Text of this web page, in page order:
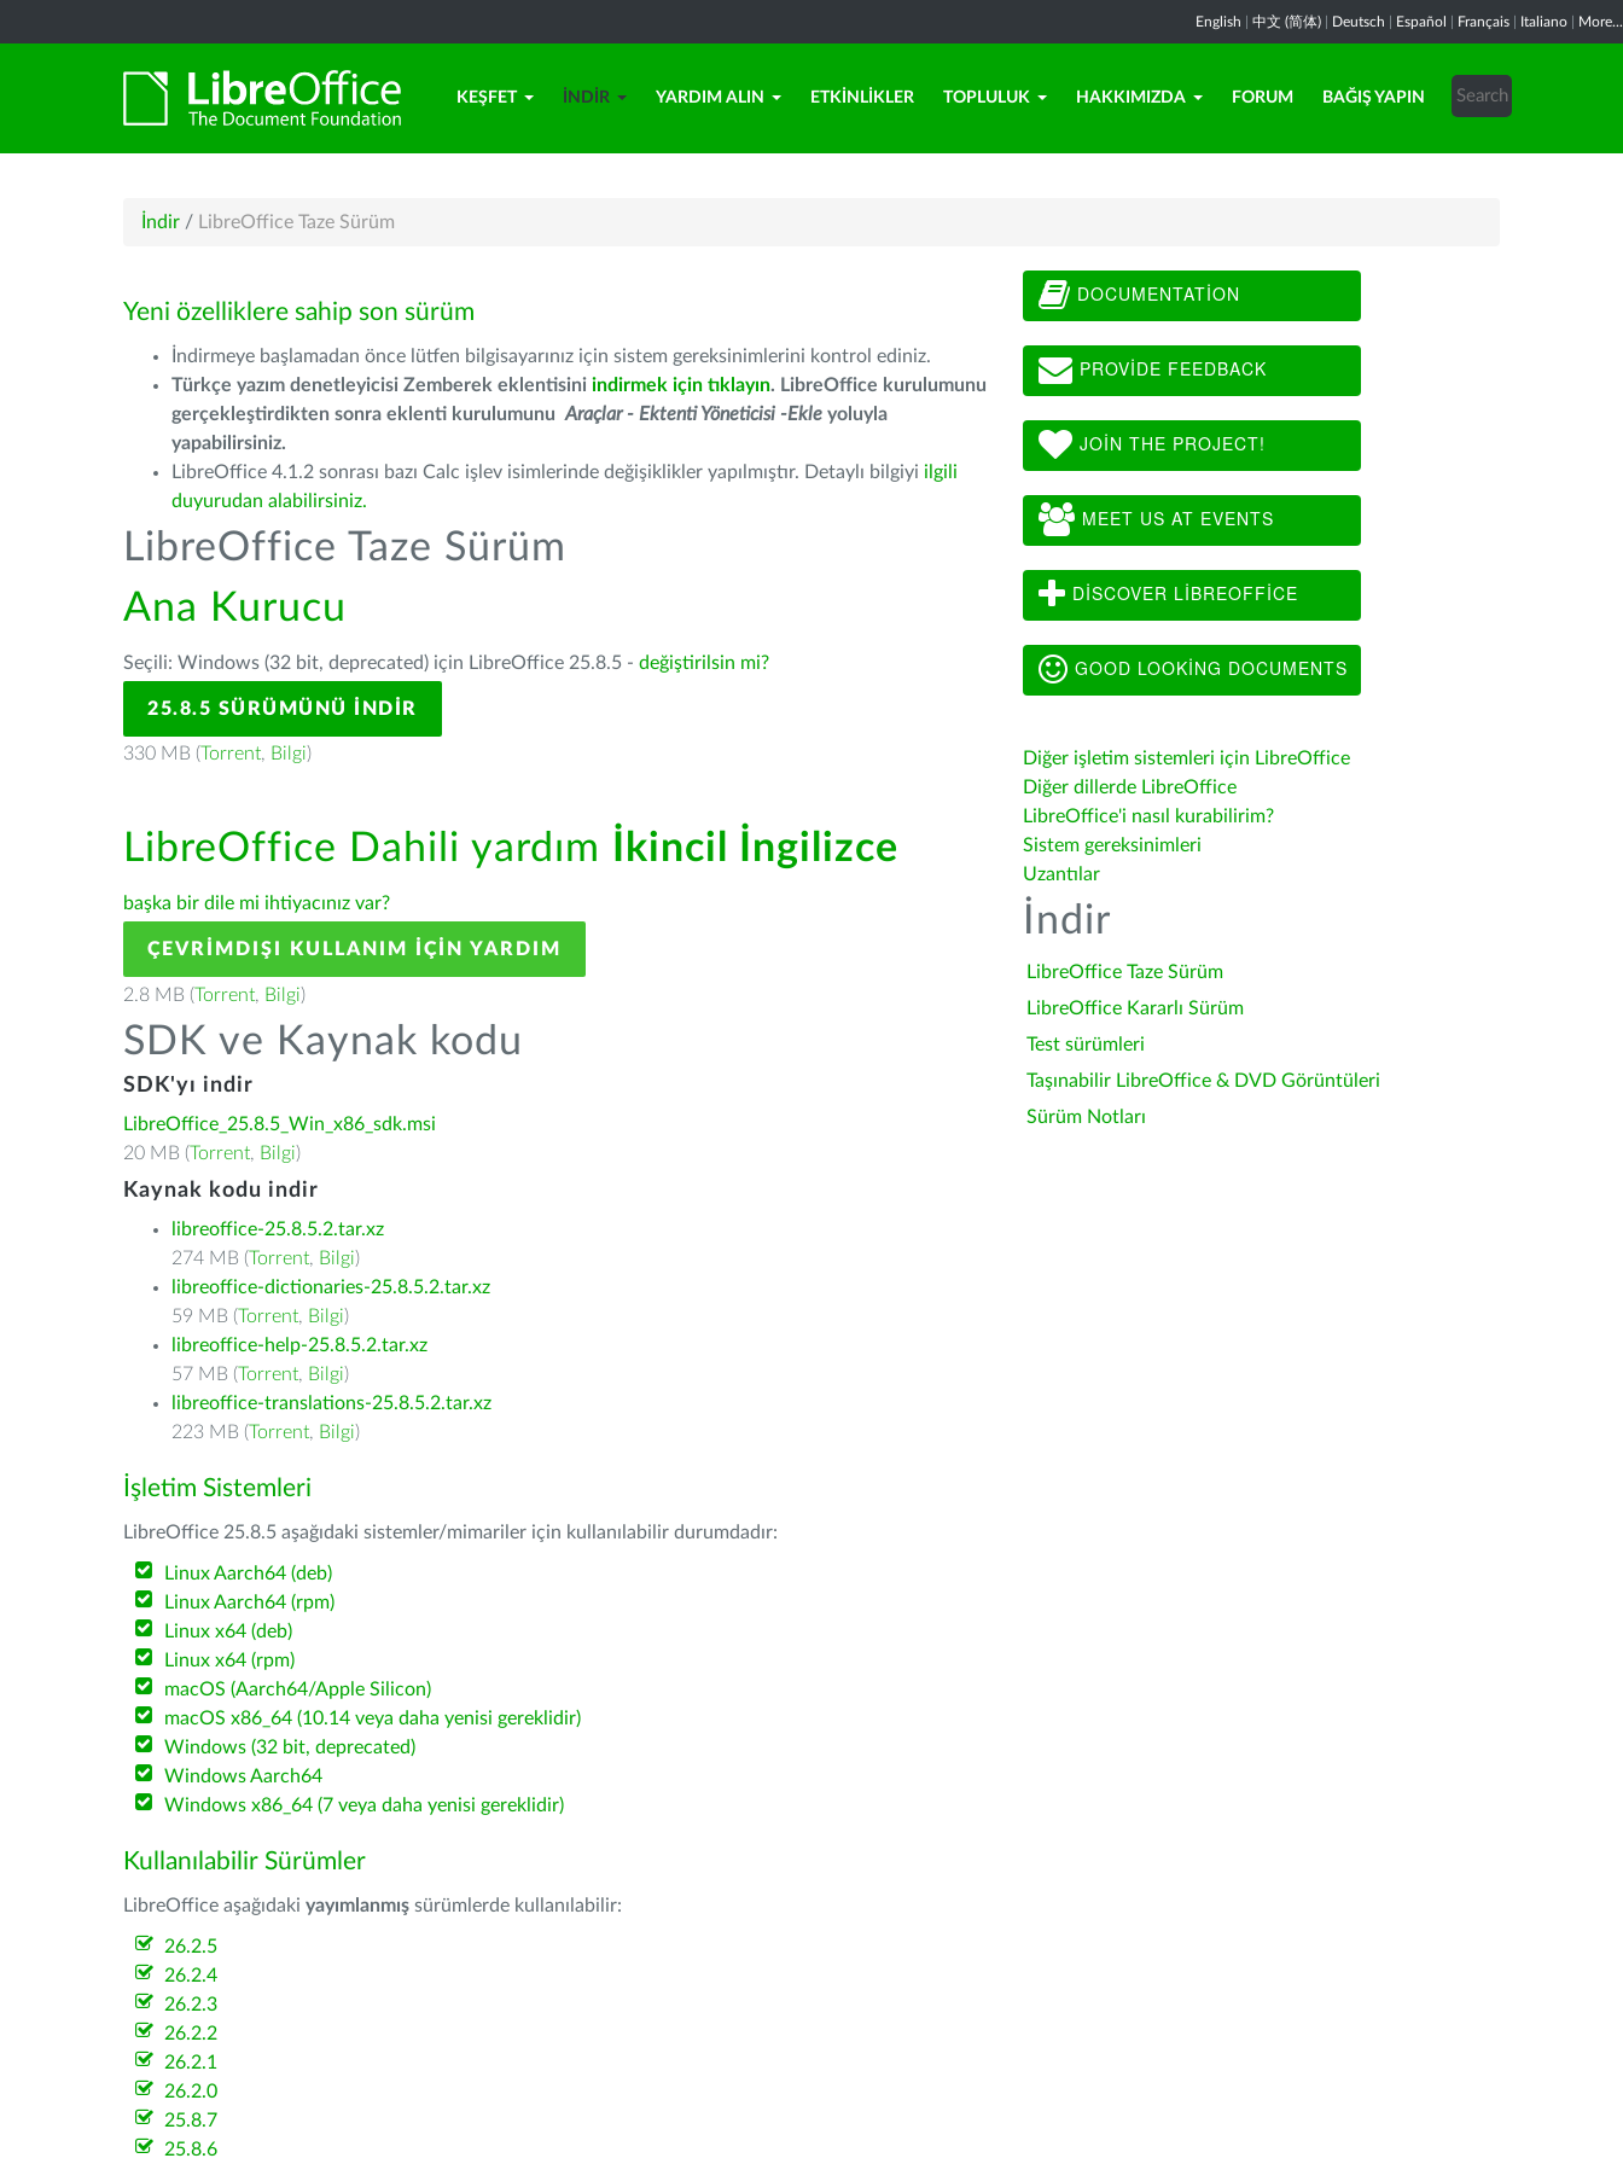
English 中文 (简体) Deutsch Español Français Italiano More...
KEŞFET İNDIR YARDIM ALIN ETKINLIKLER TOPLULUK HAKKIMIZDA FORUM BAĞIŞ YAPIN
İndir / LibreOffice Taze Sürüm
Yeni özelliklere sahip son sürüm
İndirmeye başlamadan önce lütfen bilgisayarınız için sistem gereksinimlerini kontrol ediniz.
Türkçe yazım denetleyicisi Zemberek eklentisini indirmek için tıklayın. LibreOffice kurulumunu
gerçekleştirdikten sonra eklenti kurulumunu Araçlar - Ektenti Yöneticisi -Ekle yoluyla
yapabilirsiniz.
LibreOffice 4.1.2 sonrası bazı Calc işlev isimlerinde değişiklikler yapılmıştır. Detaylı bilgiyi ilgili
duyurudan alabilirsiniz.
LibreOffice Taze Sürüm
Ana Kurucu
Seçili: Windows (32 bit, deprecated) için LibreOffice 25.8.5 - değiştirilsin mi?
25.8.5 SÜRÜMÜNÜ İNDIR
330 MB (Torrent, Bilgi)
LibreOffice Dahili yardım İkincil İngilizce
başka bir dile mi ihtiyacınız var?
ÇEVRIMDIŞI KULLANIM IÇIN YARDIM
2.8 MB (Torrent, Bilgi)
SDK ve Kaynak kodu
SDK'yı indir
LibreOffice_25.8.5_Win_x86_sdk.msi
20 MB (Torrent, Bilgi)
Kaynak kodu indir
libreoffice-25.8.5.2.tar.xz
274 MB (Torrent, Bilgi)
libreoffice-dictionaries-25.8.5.2.tar.xz
59 MB (Torrent, Bilgi)
libreoffice-help-25.8.5.2.tar.xz
57 MB (Torrent, Bilgi)
libreoffice-translations-25.8.5.2.tar.xz
223 MB (Torrent, Bilgi)
İşletim Sistemleri
LibreOffice 25.8.5 aşağıdaki sistemler/mimariler için kullanılabilir durumdadır:
Linux Aarch64 (deb)
Linux Aarch64 (rpm)
Linux x64 (deb)
Linux x64 (rpm)
macOS (Aarch64/Apple Silicon)
macOS x86_64 (10.14 veya daha yenisi gereklidir)
Windows (32 bit, deprecated)
Windows Aarch64
Windows x86_64 (7 veya daha yenisi gereklidir)
Kullanılabilir Sürümler
LibreOffice aşağıdaki yayımlanmış sürümlerde kullanılabilir:
26.2.5
26.2.4
26.2.3
26.2.2
26.2.1
26.2.0
25.8.7
25.8.6
DOCUMENTATION
PROVIDE FEEDBACK
JOIN THE PROJECT!
MEET US AT EVENTS
DISCOVER LIBREOFFICE
GOOD LOOKING DOCUMENTS
Diğer işletim sistemleri için LibreOffice
Diğer dillerde LibreOffice
LibreOffice'i nasıl kurabilirim?
Sistem gereksinimleri
Uzantılar
İndir
LibreOffice Taze Sürüm
LibreOffice Kararlı Sürüm
Test sürümleri
Taşınabilir LibreOffice & DVD Görüntüleri
Sürüm Notları